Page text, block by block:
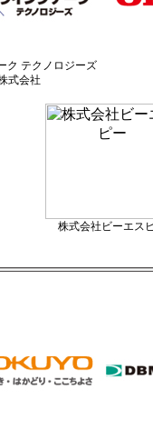
ク テクノロジーズ
式会社
株式会社ビーエス